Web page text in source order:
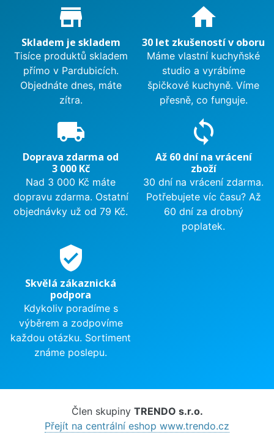
Proč nakupovat u nás?
store_mall_directory
Skladem je skladem
Tisíce produktů skladem
přímo v Pardubicích.
Objednáte dnes, máte
zítra.
home
30 let zkušeností v oboru
Máme vlastní kuchyňské
studio a vyrábíme
špičkové kuchyně. Víme
přesně, co funguje.
local_shipping
Doprava zdarma od
3 000 Kč
Nad 3 000 Kč máte
dopravu zdarma. Ostatní
objednávky už od 79 Kč.
sync
Až 60 dní na vrácení
zboží
30 dní na vrácení zdarma.
Potřebujete víc času? Až
60 dní za drobný
poplatek.
verified_user
Skvělá zákaznická
podpora
Kdykoliv poradíme s
výběrem a zodpovíme
každou otázku. Sortiment
známe poslepu.
Člen skupiny TRENDO s.r.o.
Přejít na centrální eshop www.trendo.cz